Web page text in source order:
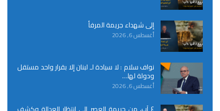
إلى شهداء جريمة المرفأ
أغسطس 6, 2026
نواف سلام : لا سيادة لـ لبنان إلا بقرار واحد مستقل
ودولة لها…
أغسطس 6, 2026